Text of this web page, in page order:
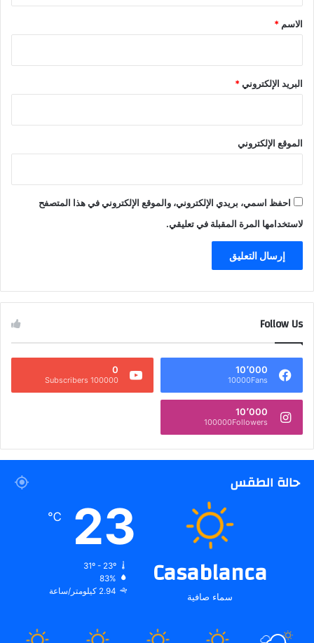
*
الاسم *
البريد الإلكتروني*
الموقع الإلكتروني
احفظ اسمي، بريدي الإلكتروني، والموقع الإلكتروني في هذا المتصفح
لاستخدامها المرة المقبلة في تعليقي.
Follow Us
10٬000
10000Fans
0
100000 Subscribers
10٬000
100000Followers
حالة الطقس
Casablanca
سماء صافية
23
℃
31º - 23º
83%
2.94 كيلومتر/ساعة